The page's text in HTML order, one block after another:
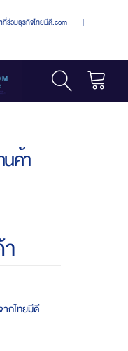
ที่ร่วมธุรกิจไทยมีดี.com |
นค้า
ากไทยมีดี